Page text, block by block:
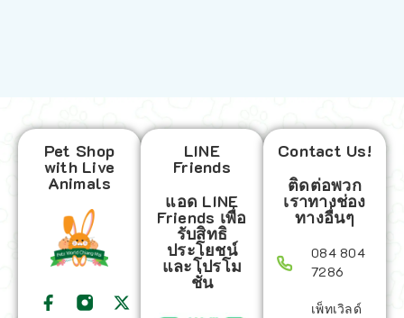
Pet Shop
with Live
Animals
LINE
Friends
แอด LINE
Friends เพื่อ
รับสิทธิ
ประโยชน์
และโปรโม
ชั่น
Contact Us!
ติดต่อพวก
เราทางช่อง
ทางอื่นๆ
084 804
7286
เพ็ทเวิลด์